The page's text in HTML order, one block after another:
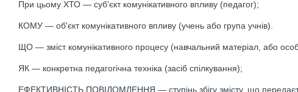
При цьому ХТО — суб'єкт комунікативного впливу (педагог);
КОМУ — об'єкт комунікативного впливу (учень або група учнів).
ЩО — зміст комунікативного процесу (навчальний матеріал, або
ЯК — конкретна педагогічна техніка (засіб спілкування);
ЕФЕКТИВНІСТЬ ПОВІДОМЛЕННЯ — ступінь збігу змісту, що